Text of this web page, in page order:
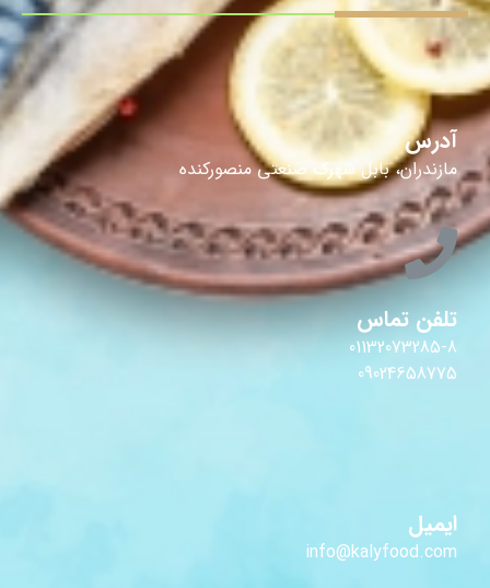
آدرس
مازندران، بابل شهرک صنعتی منصورکنده
تلفن تماس
01132073285-8
09024658775
ایمیل
info@kalyfood.com